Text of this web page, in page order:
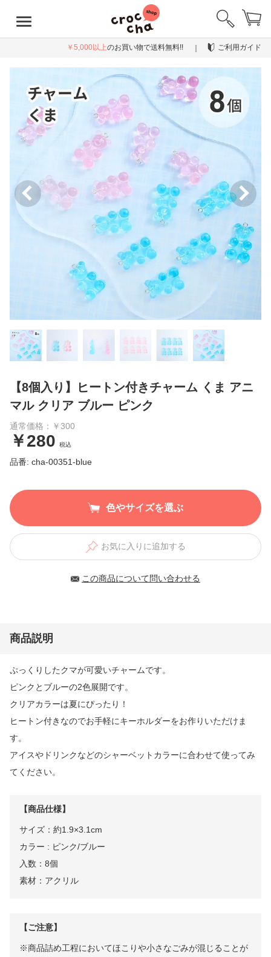
￥5,000以上のお買い物で送料無料!! ご利用ガイド
【8個入り】ヒートン付きチャーム くま アニ
マル クリア ブルー ピンク
通常価格：￥300
￥280 税込
品番: cha-00351-blue
色やサイズを選ぶ
お気に入りに追加する
この商品について問い合わせる
商品説明
ぷっくりしたクマが可愛いチャームです。
ピンクとブルーの2色展開です。
クリアカラーは夏にぴったり！
ヒートン付きなのでお手軽にキーホルダーをお作りいただけま
す。
アイスやドリンクなどのシャーベットカラーに合わせて使ってみ
てください。
【商品仕様】
サイズ：約1.9×3.1cm
カラー : ピンク/ブルー
入数：8個
素材：アクリル
【ご注意】
※商品詰め⼯程においてほこりや⼩さなごみが混じることが